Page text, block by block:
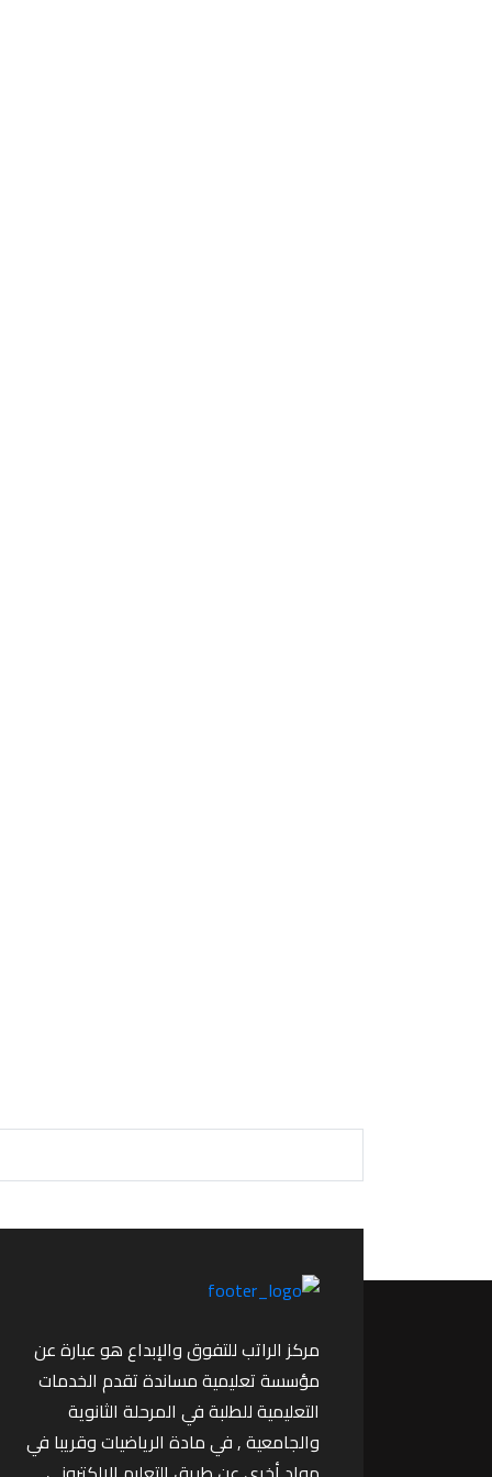
مركز الراتب للتفوق والإبداع هو عبارة عن
مؤسسة تعليمية مساندة تقدم الخدمات
التعليمية للطلبة في المرحلة الثانوية
والجامعية , في مادة الرياضيات وقريبا في